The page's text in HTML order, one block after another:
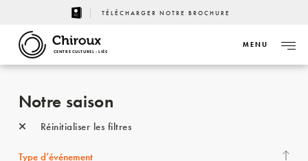
TÉLÉCHARGER NOTRE BROCHURE
CENTRE CULTUREL - LIÈGE
MENU
Notre saison
Réinitialiser les filtres
Type d’événement